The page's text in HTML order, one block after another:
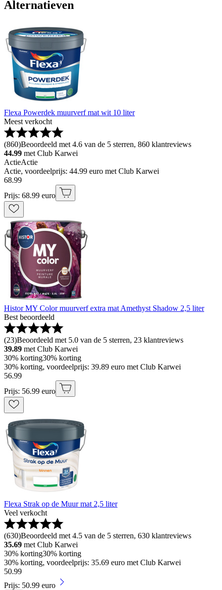
Alternatieven
Flexa Powerdek muurverf mat wit 10 liter
Meest verkocht
(860)Beoordeeld met 4.6 van de 5 sterren, 860 klantreviews
44.99 met Club Karwei
ActieActie
Actie, voordeelprijs: 44.99 euro met Club Karwei
68.99
Prijs: 68.99 euro
Histor MY Color muurverf extra mat Amethyst Shadow 2,5 liter
Best beoordeeld
(23)Beoordeeld met 5.0 van de 5 sterren, 23 klantreviews
39.89 met Club Karwei
30% korting30% korting
30% korting, voordeelprijs: 39.89 euro met Club Karwei
56.99
Prijs: 56.99 euro
Flexa Strak op de Muur mat 2,5 liter
Veel verkocht
(630)Beoordeeld met 4.5 van de 5 sterren, 630 klantreviews
35.69 met Club Karwei
30% korting30% korting
30% korting, voordeelprijs: 35.69 euro met Club Karwei
50.99
Prijs: 50.99 euro